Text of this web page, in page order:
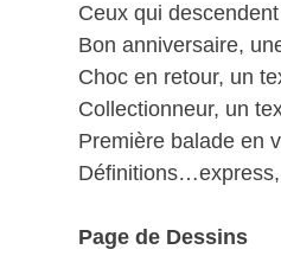
Ceux qui
Bon anniversaire,
Choc en retour, un
Collectionneur, un
Première balade en
Page de Dessins